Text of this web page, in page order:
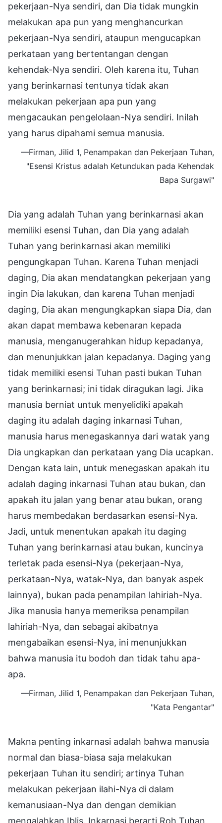
pekerjaan-Nya sendiri, dan Dia tidak mungkin
melakukan apa pun yang menghancurkan
pekerjaan-Nya sendiri, ataupun mengucapkan
perkataan yang bertentangan dengan
kehendak-Nya sendiri. Oleh karena itu, Tuhan
yang berinkarnasi tentunya tidak akan
melakukan pekerjaan apa pun yang
mengacaukan pengelolaan-Nya sendiri. Inilah
yang harus dipahami semua manusia.
—Firman, Jilid 1, Penampakan dan Pekerjaan Tuhan,
"Esensi Kristus adalah Ketundukan pada Kehendak
Bapa Surgawi"
Dia yang adalah Tuhan yang berinkarnasi akan
memiliki esensi Tuhan, dan Dia yang adalah
Tuhan yang berinkarnasi akan memiliki
pengungkapan Tuhan. Karena Tuhan menjadi
daging, Dia akan mendatangkan pekerjaan yang
ingin Dia lakukan, dan karena Tuhan menjadi
daging, Dia akan mengungkapkan siapa Dia, dan
akan dapat membawa kebenaran kepada
manusia, menganugerahkan hidup kepadanya,
dan menunjukkan jalan kepadanya. Daging yang
tidak memiliki esensi Tuhan pasti bukan Tuhan
yang berinkarnasi; ini tidak diragukan lagi. Jika
manusia berniat untuk menyelidiki apakah
daging itu adalah daging inkarnasi Tuhan,
manusia harus menegaskannya dari watak yang
Dia ungkapkan dan perkataan yang Dia ucapkan.
Dengan kata lain, untuk menegaskan apakah itu
adalah daging inkarnasi Tuhan atau bukan, dan
apakah itu jalan yang benar atau bukan, orang
harus membedakan berdasarkan esensi-Nya.
Jadi, untuk menentukan apakah itu daging
Tuhan yang berinkarnasi atau bukan, kuncinya
terletak pada esensi-Nya (pekerjaan-Nya,
perkataan-Nya, watak-Nya, dan banyak aspek
lainnya), bukan pada penampilan lahiriah-Nya.
Jika manusia hanya memeriksa penampilan
lahiriah-Nya, dan sebagai akibatnya
mengabaikan esensi-Nya, ini menunjukkan
bahwa manusia itu bodoh dan tidak tahu apa-
apa.
—Firman, Jilid 1, Penampakan dan Pekerjaan Tuhan,
"Kata Pengantar"
Makna penting inkarnasi adalah bahwa manusia
normal dan biasa-biasa saja melakukan
pekerjaan Tuhan itu sendiri; artinya Tuhan
melakukan pekerjaan ilahi-Nya di dalam
kemanusiaan-Nya dan dengan demikian
mengalahkan Iblis. Inkarnasi berarti Roh Tuhan